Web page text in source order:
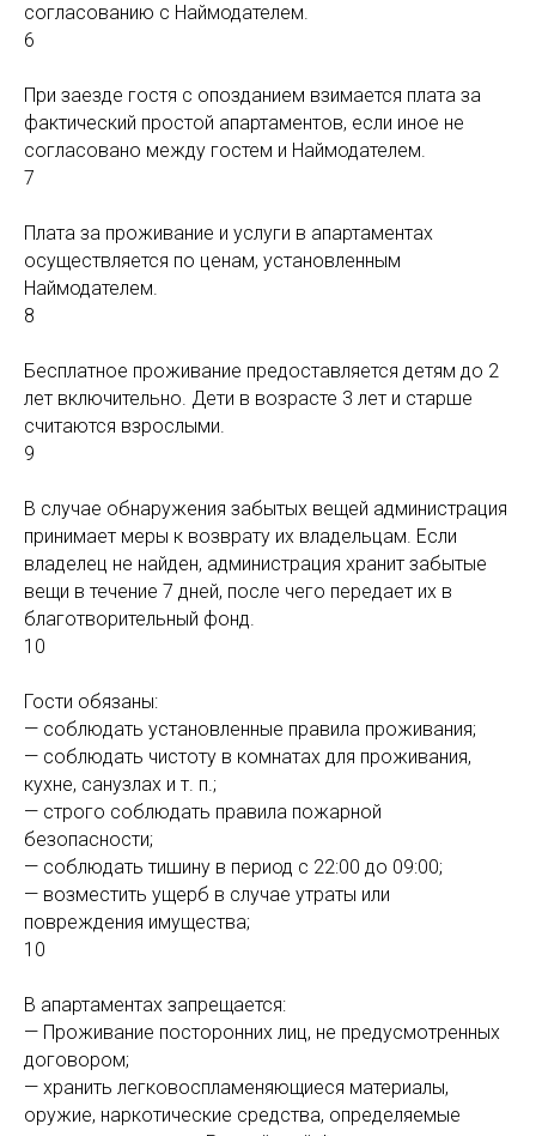
согласованию с Наймодателем.
6
При заезде гостя с опозданием взимается плата за
фактический простой апартаментов, если иное не
согласовано между гостем и Наймодателем.
7
Плата за проживание и услуги в апартаментах
осуществляется по ценам, установленным
Наймодателем.
8
Бесплатное проживание предоставляется детям до 2
лет включительно. Дети в возрасте 3 лет и старше
считаются взрослыми.
9
В случае обнаружения забытых вещей администрация
принимает меры к возврату их владельцам. Если
владелец не найден, администрация хранит забытые
вещи в течение 7 дней, после чего передает их в
благотворительный фонд.
10
Гости обязаны:
— соблюдать установленные правила проживания;
— соблюдать чистоту в комнатах для проживания,
кухне, санузлах и т. п.;
— строго соблюдать правила пожарной
безопасности;
— соблюдать тишину в период с 22:00 до 09:00;
— возместить ущерб в случае утраты или
повреждения имущества;
10
В апартаментах запрещается:
— Проживание посторонних лиц, не предусмотренных
договором;
— хранить легковоспламеняющиеся материалы,
оружие, наркотические средства, определяемые